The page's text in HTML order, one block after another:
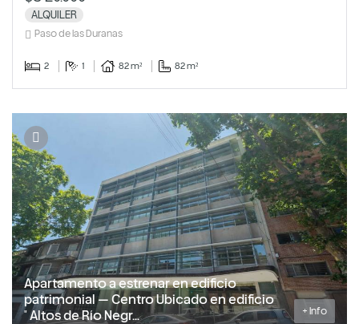
ALQUILER
Paso de las Duranas
2 1 82 m² 82 m²
Apartamento a estrenar en edificio
patrimonial — Centro Ubicado en edificio
" Altos de Río Negr...
+ Info